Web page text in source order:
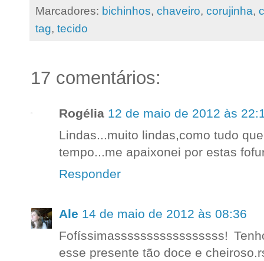
Marcadores: bichinhos, chaveiro, corujinha,
tag, tecido
17 comentários:
Rogélia 12 de maio de 2012 às
Lindas...muito lindas,como tudo
tempo...me apaixonei por estas
Responder
Ale 14 de maio de 2012 às 08:36
Fofíssimasssssssssssssssss!
esse presente tão doce e